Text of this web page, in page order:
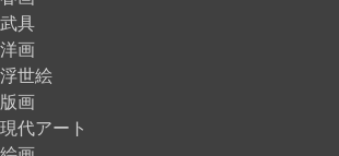
武具
洋画
浮世絵
版画
現代アート